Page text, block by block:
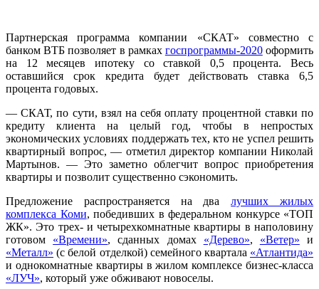
Партнерская программа компании «СКАТ» совместно с
банком ВТБ позволяет в рамках госпрограммы-2020оформить
на 12 месяцев ипотеку со ставкой 0,5 процента. Весь
оставшийся срок кредита будет действовать ставка 6,5
процента годовых.
— СКАТ, по сути, взял на себя оплату процентной ставки по
кредиту клиента на целый год, чтобы в непростых
экономических условиях поддержать тех, кто не успел решить
квартирный вопрос, — отметил директор компании Николай
Мартынов. — Это заметно облегчит вопрос приобретения
квартиры и позволит существенно сэкономить.
Предложение распространяется на двалучших жилых
комплекса Коми, победивших в федеральном конкурсе «ТОП
ЖК». Это трех- и четырехкомнатные квартиры в наполовину
готовом «Времени», сданных домах «Дерево», «Ветер» и
«Металл» (с белой отделкой) семейного квартала «Атлантида»
и однокомнатные квартиры в жилом комплексе бизнес-класса
«ЛУЧ», который уже обживают новоселы.